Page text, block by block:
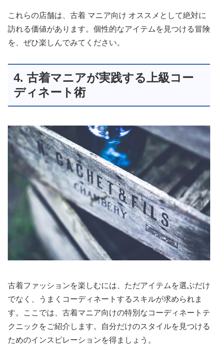
これらの店舗は、 古着 マニア向け オススメ として絶対に
訪れる価値があります。個性的なアイテムを見つける冒険
を、ぜひ楽しんでみてください。
4. 古着マニアが実践する上級コー
ディネート術
古着ファッションを楽しむには、ただアイテムを選ぶだけ
でなく、うまくコーディネートするスキルが求められま
す。ここでは、古着マニア向けの特別なコーディネートテ
クニックをご紹介します。自分だけのスタイルを見つける
ためのインスピレーションを得ましょう。